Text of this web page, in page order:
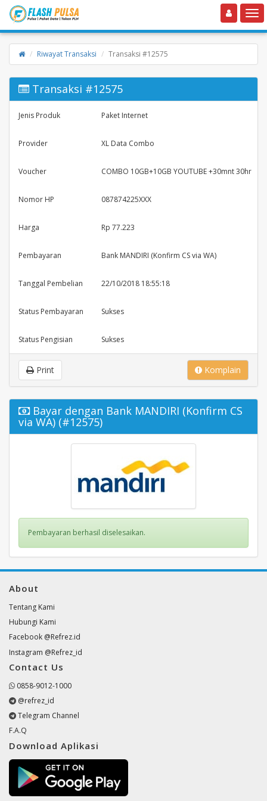
Toggle navigation
Riwayat Transaksi Transaksi #12575
Transaksi #12575
Jenis Produk Paket Internet
Provider XL Data Combo
Voucher COMBO 10GB+10GB YOUTUBE +30mnt 30hr
Nomor HP 087874225XXX
Harga Rp 77.223
Pembayaran Bank MANDIRI (Konfirm CS via WA)
Tanggal Pembelian 22/10/2018 18:55:18
Status Pembayaran Sukses
Status Pengisian Sukses
Komplain
Print
Bayar dengan Bank MANDIRI (Konfirm CS
via WA) (#12575)
Pembayaran berhasil diselesaikan.
About
Tentang Kami
Hubungi Kami
Facebook @Refrez.id
Instagram @Refrez_id
Contact Us
0858-9012-1000
@refrez_id
Telegram Channel
F.A.Q
Download Aplikasi